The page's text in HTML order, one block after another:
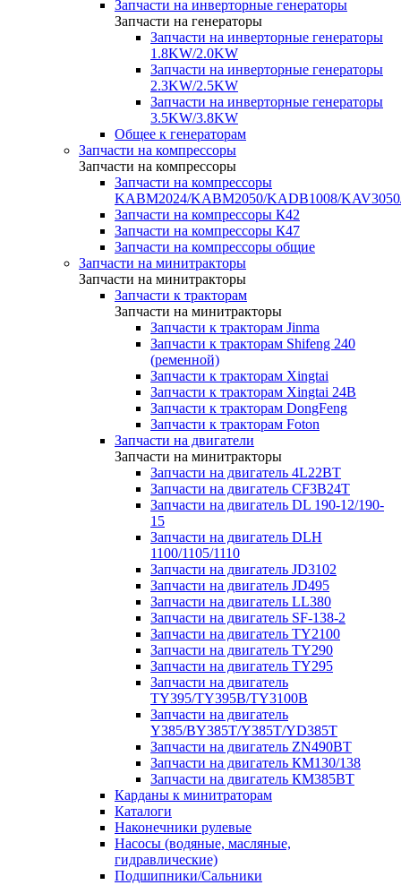
Запчасти на инверторные генераторы
Запчасти на генераторы
Запчасти на инверторные генераторы
1.8KW/2.0KW
Запчасти на инверторные генераторы
2.3KW/2.5KW
Запчасти на инверторные генераторы
3.5KW/3.8KW
Общее к генераторам
Запчасти на компрессоры
Запчасти на компрессоры
Запчасти на компрессоры
KABM2024/KABM2050/KADB1008/
Запчасти на компрессоры К42
Запчасти на компрессоры К47
Запчасти на компрессоры общие
Запчасти на минитракторы
Запчасти на минитракторы
Запчасти к тракторам
Запчасти на минитракторы
Запчасти к тракторам Jinma
Запчасти к тракторам Shifeng 240
(ременной)
Запчасти к тракторам Xingtai
Запчасти к тракторам Xingtai 24В
Запчасти к тракторам DongFeng
Запчасти к тракторам Foton
Запчасти на двигатели
Запчасти на минитракторы
Запчасти на двигатель 4L22BT
Запчасти на двигатель CF3B24T
Запчасти на двигатель DL 190-12/190-
15
Запчасти на двигатель DLH
1100/1105/1110
Запчасти на двигатель JD3102
Запчасти на двигатель JD495
Запчасти на двигатель LL380
Запчасти на двигатель SF-138-2
Запчасти на двигатель TY2100
Запчасти на двигатель TY290
Запчасти на двигатель TY295
Запчасти на двигатель
TY395/TY395В/TY3100В
Запчасти на двигатель
Y385/BY385T/Y385T/YD385T
Запчасти на двигатель ZN490BT
Запчасти на двигатель КМ130/138
Запчасти на двигатель КМ385ВТ
Карданы к минитраторам
Каталоги
Наконечники рулевые
Насосы (водяные, масляные,
гидравлические)
Подшипники/Сальники